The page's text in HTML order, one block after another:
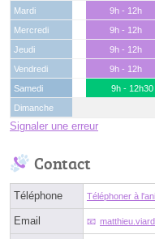
Mardi
9h - 12h
Mercredi
9h - 12h
Jeudi
9h - 12h
Vendredi
9h - 12h
Samedi
9h - 12h30
Dimanche
Signaler une erreur
Contact
Téléphone Téléphoner à
Email